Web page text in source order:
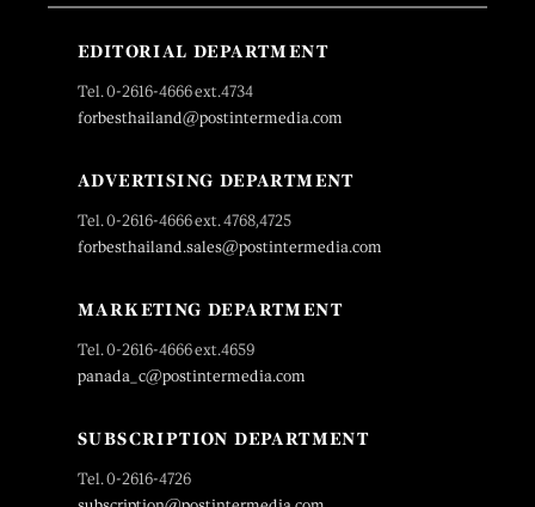
EDITORIAL DEPARTMENT
Tel. 0-2616-4666 ext.4734
forbesthailand@postintermedia.com
ADVERTISING DEPARTMENT
Tel. 0-2616-4666 ext. 4768,4725
forbesthailand.sales@postintermedia.com
MARKETING DEPARTMENT
Tel. 0-2616-4666 ext.4659
panada_c@postintermedia.com
SUBSCRIPTION DEPARTMENT
Tel. 0-2616-4726